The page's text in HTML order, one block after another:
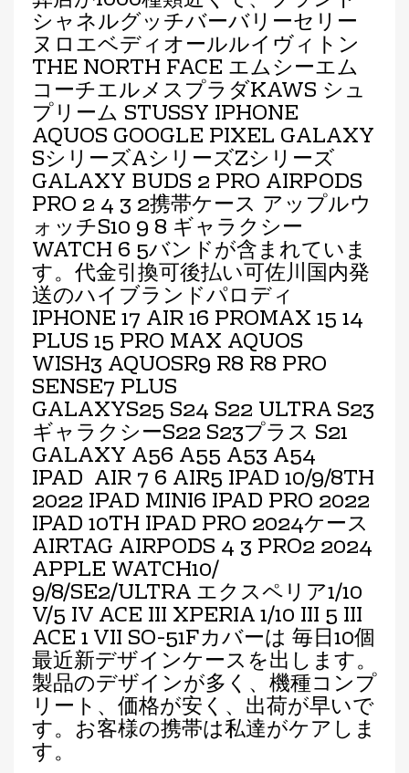
シャネルグッチバーバリーセリー
ヌロエベディオールルイヴィトン
THE NORTH FACE エムシーエム
コーチエルメスプラダKAWS シュ
プリーム STUSSY IPHONE
AQUOS GOOGLE PIXEL GALAXY
SシリーズAシリーズZシリーズ
GALAXY BUDS 2 PRO AIRPODS
PRO 2 4 3 2携帯ケース アップルウ
ォッチS10 9 8 ギャラクシー
WATCH 6 5バンドが含まれていま
す。代金引換可後払い可佐川国内発
送のハイブランドパロディ
IPHONE 17 AIR 16 PROMAX 15 14
PLUS 15 PRO MAX AQUOS
WISH3 AQUOSR9 R8 R8 PRO
SENSE7 PLUS
GALAXYS25 S24 S22 ULTRA S23
ギャラクシーS22 S23プラス S21
GALAXY A56 A55 A53 A54
IPAD AIR 7 6 AIR5 IPAD 10/9/8TH
2022 IPAD MINI6 IPAD PRO 2022
IPAD 10TH IPAD PRO 2024ケース
AIRTAG AIRPODS 4 3 PRO2 2024
APPLE WATCH10/
9/8/SE2/ULTRA エクスペリア1/10
V/5 IV ACE III XPERIA 1/10 III 5 III
ACE1 VII SO-51Fカバーは 毎日10個
最近新デザインケースを出します。
製品のデザインが多く、機種コンプ
リート、価格が安く、出荷が早いで
す。お客様の携帯は私達がケアしま
す。